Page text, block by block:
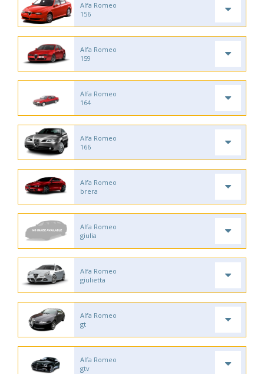
Alfa Romeo
156
Alfa Romeo
159
Alfa Romeo
164
Alfa Romeo
166
Alfa Romeo
brera
Alfa Romeo
giulia
Alfa Romeo
giulietta
Alfa Romeo
gt
Alfa Romeo
gtv